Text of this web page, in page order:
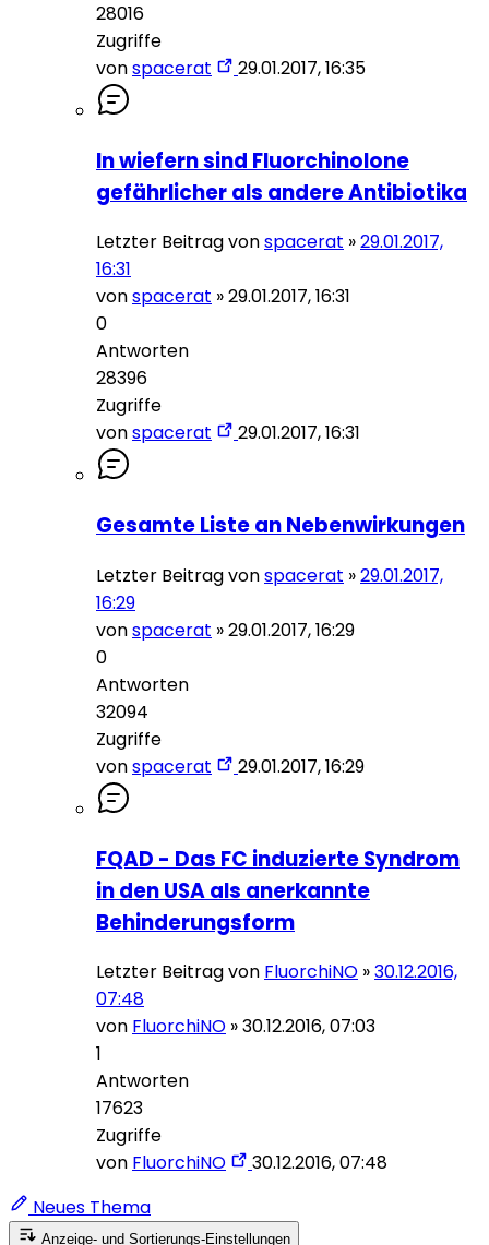
28016
Zugriffe
vonspacerat 29.01.2017, 16:35
In wiefern sind Fluorchinolone
gefährlicher als andere Antibiotika
Letzter Beitrag vonspacerat »29.01.2017,
16:31
vonspacerat »29.01.2017, 16:31
0
Antworten
28396
Zugriffe
vonspacerat 29.01.2017, 16:31
Gesamte Liste an Nebenwirkungen
Letzter Beitrag vonspacerat »29.01.2017,
16:29
vonspacerat »29.01.2017, 16:29
0
Antworten
32094
Zugriffe
vonspacerat 29.01.2017, 16:29
FQAD - Das FC induzierte Syndrom
in den USA als anerkannte
Behinderungsform
Letzter Beitrag von FluorchiNO »30.12.2016,
07:48
von FluorchiNO »30.12.2016, 07:03
1
Antworten
17623
Zugriffe
von FluorchiNO
30.12.2016, 07:48
Neues Thema
Anzeige- und Sortierungs-Einstellungen